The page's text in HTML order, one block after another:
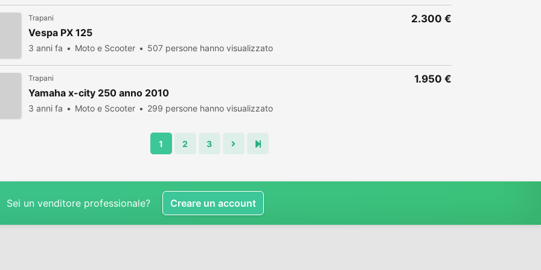
Trapani
Vespa PX 125
3 anni fa Moto e Scooter 507 persone hanno visualizzato
2.300 €
Trapani
Yamaha x-city 250 anno 2010
3 anni fa Moto e Scooter 299 persone hanno visualizzato
1.950 €
1 2 3
Sei un venditore professionale? Creare un account